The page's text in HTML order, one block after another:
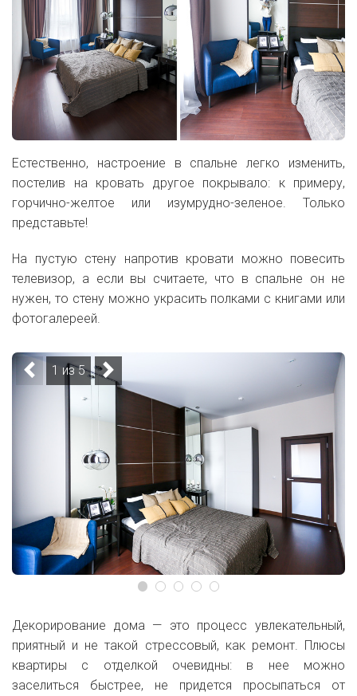
Естественно, настроение в спальне легко изменить,
постелив на кровать другое покрывало: к примеру,
горчично-желтое или изумрудно-зеленое. Только
представьте!
На пустую стену напротив кровати можно повесить
телевизор, а если вы считаете, что в спальне он не
нужен, то стену можно украсить полками с книгами или
фотогалереей.
1 из 5
Декорирование дома — это процесс увлекательный,
приятный и не такой стрессовый, как ремонт. Плюсы
квартиры с отделкой очевидны: в нее можно
заселиться быстрее, не придется просыпаться от